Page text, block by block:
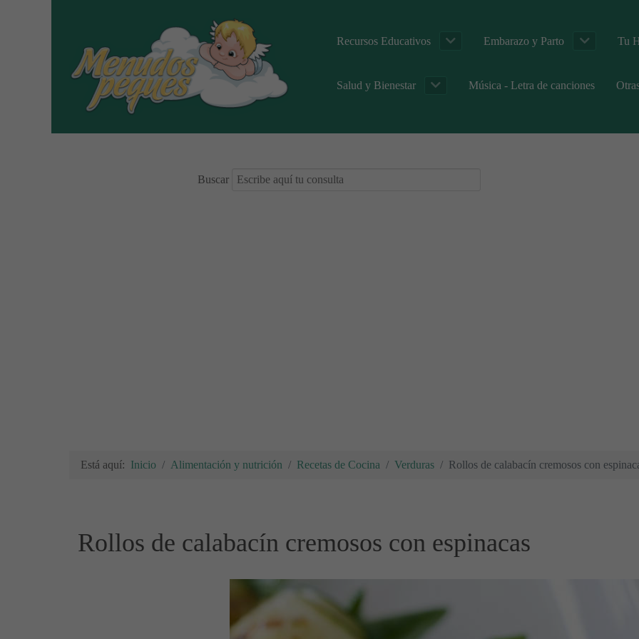
Recursos Educativos Embarazo y Parto Tu
Salud y Bienestar Música - Letra de canciones
Buscar
Está aquí: Inicio Alimentación y nutrición Recetas de Cocina Verduras Rollos de calabacín cremosos con
Rollos de calabacín cremosos con espinacas